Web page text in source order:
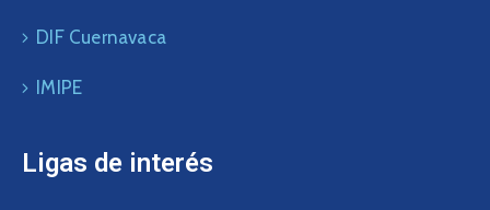
DIF Cuernavaca
IMIPE
Ligas de interés